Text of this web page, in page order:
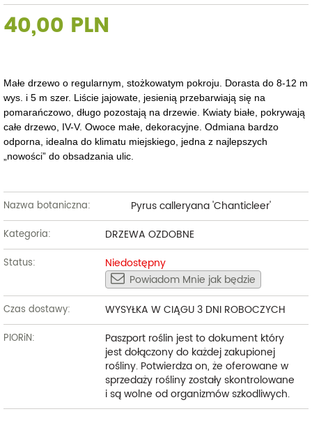
40,00 PLN
Małe drzewo o regularnym, stożkowatym pokroju. Dorasta do 8-12 m
wys. i 5 m szer. Liście jajowate, jesienią przebarwiają się na
pomarańczowo, długo pozostają na drzewie. Kwiaty białe, pokrywają
całe drzewo, IV-V. Owoce małe, dekoracyjne. Odmiana bardzo
odporna, idealna do klimatu miejskiego, jedna z najlepszych
„nowości” do obsadzania ulic.
Nazwa botaniczna: Pyrus calleryana 'Chanticleer'
Kategoria: DRZEWA OZDOBNE
Status:
Niedostępny
Powiadom Mnie jak będzie
Czas dostawy: WYSYŁKA W CIĄGU 3 DNI ROBOCZYCH
PIORiN:
Paszport roślin jest to dokument który
jest dołączony do każdej zakupionej
rośliny. Potwierdza on, że oferowane w
sprzedaży rośliny zostały skontrolowane
i są wolne od organizmów szkodliwych.